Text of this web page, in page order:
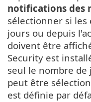
notifications des
sélectionner si les
jours ou depuis
doivent être
Security est
seul le nombre
peut être
est définie par